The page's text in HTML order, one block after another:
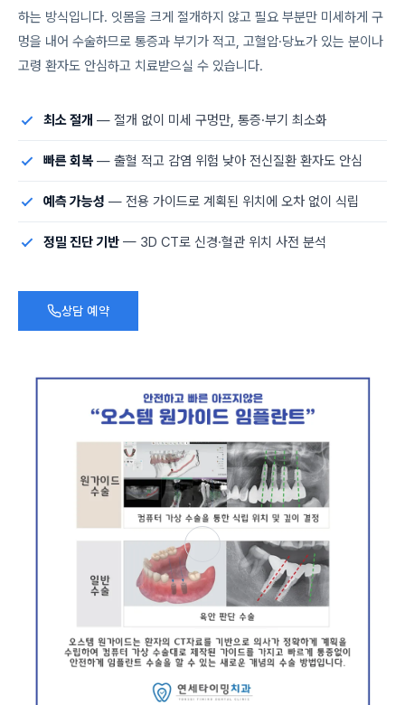
하는 방식입니다. 잇몸을 크게 절개하지 않고 필요 부분만 미세하게 구
멍을 내어 수술하므로 통증과 부기가 적고, 고혈압·당뇨가 있는 분이나
고령 환자도 안심하고 치료받으실 수 있습니다.
최소 절개 — 절개 없이 미세 구멍만, 통증·부기 최소화
빠른 회복 — 출혈 적고 감염 위험 낮아 전신질환 환자도 안심
예측 가능성 — 전용 가이드로 계획된 위치에 오차 없이 식립
정밀 진단 기반 — 3D CT로 신경·혈관 위치 사전 분석
상담 예약